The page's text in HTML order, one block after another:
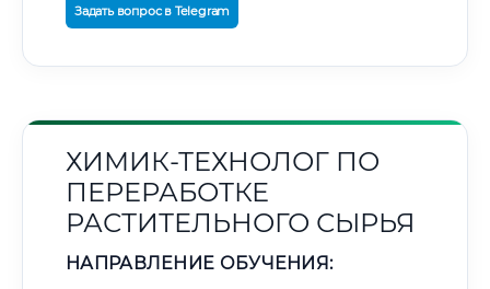
Задать вопрос в Telegram
ХИМИК-ТЕХНОЛОГ ПО
ПЕРЕРАБОТКЕ
РАСТИТЕЛЬНОГО СЫРЬЯ
НАПРАВЛЕНИЕ ОБУЧЕНИЯ: